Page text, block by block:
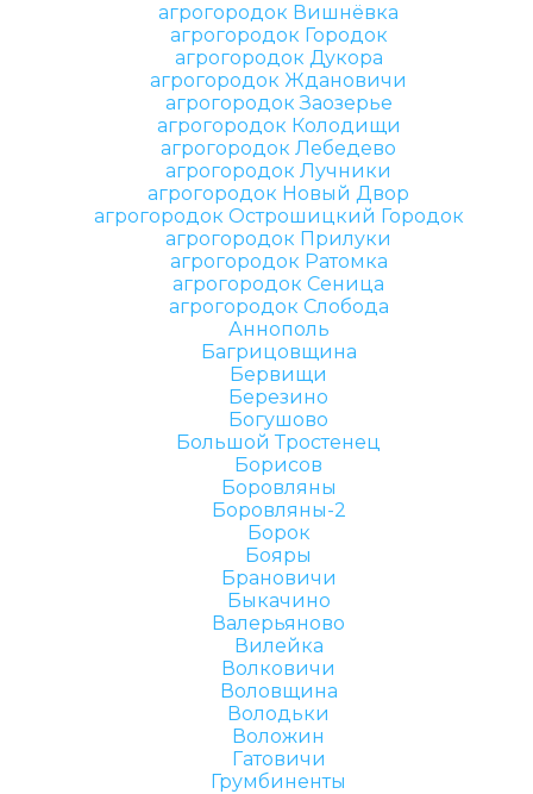
агрогородок Вишнёвка
агрогородок Городок
агрогородок Дукора
агрогородок Ждановичи
агрогородок Заозерье
агрогородок Колодищи
агрогородок Лебедево
агрогородок Лучники
агрогородок Новый Двор
агрогородок Острошицкий Городок
агрогородок Прилуки
агрогородок Ратомка
агрогородок Сеница
агрогородок Слобода
Аннополь
Багрицовщина
Бервищи
Березино
Богушово
Большой Тростенец
Борисов
Боровляны
Боровляны-2
Борок
Бояры
Брановичи
Быкачино
Валерьяново
Вилейка
Волковичи
Воловщина
Володьки
Воложин
Гатовичи
Грумбиненты